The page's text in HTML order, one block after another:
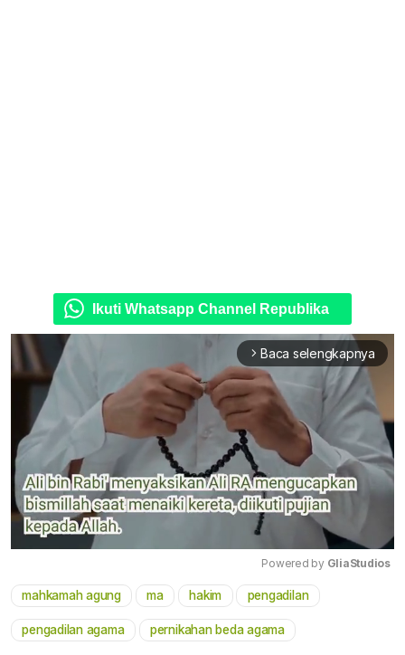
Ikuti Whatsapp Channel Republika
arrow_forward_ios Baca selengkapnya
Powered by GliaStudios
mahkamah agung ma hakim pengadilan
pengadilan agama pernikahan beda agama